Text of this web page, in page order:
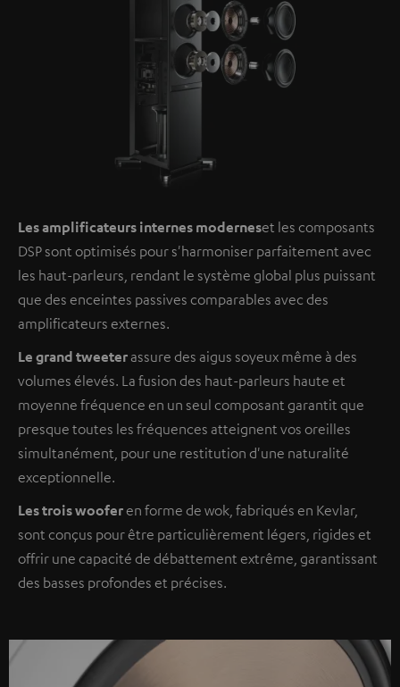
Les amplificateurs internes moderneset les composants
DSP sont optimisés pour s'harmoniser parfaitement avec
les haut-parleurs, rendant le système global plus puissant
que des enceintes passives comparables avec des
amplificateurs externes.
Le grand tweeterassure des aigus soyeux même à des
volumes élevés. La fusion des haut-parleurs haute et
moyenne fréquence en un seul composant garantit que
presque toutes les fréquences atteignent vos oreilles
simultanément, pour une restitution d'une naturalité
exceptionnelle.
Les trois wooferen forme de wok, fabriqués en Kevlar,
sont conçus pour être particulièrement légers, rigides et
offrir une capacité de débattement extrême, garantissant
des basses profondes et précises.